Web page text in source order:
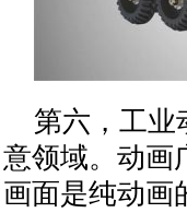
第六，工业
意领域。动画
画面是纯动画